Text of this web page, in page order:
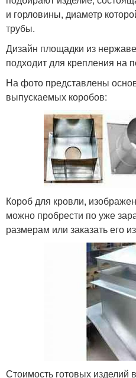
и горловины, диаметр
трубы.
Дизайн площадки из
подходит для крепления на
На фото представлены
выпускаемых коробов:
Короб для кровли,
можно пробрести по уже
размерам или заказать его
Стоимость готовых изделий